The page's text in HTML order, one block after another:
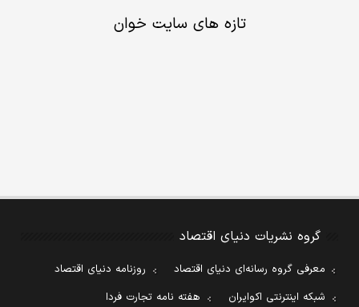
تازه های سایت خوان
گروه نشریات دنیای اقتصاد
معرفی گروه رسانه‌ای دنیای اقتصاد
روزنامه دنیای اقتصاد
شبکه اینترنتی اکوایران
هفته نامه تجارت فردا